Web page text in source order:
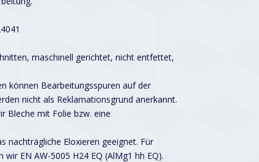
maschinell gerichtet, nicht entfettet,
können Bearbeitungsspuren auf der
nicht als Reklamationsgrund anerkannt.
Bleche mit Folie bzw. eine
nachträgliche Eloxieren geeignet. Für
EN AW-5005 H24 EQ (AlMg1 hh EQ).